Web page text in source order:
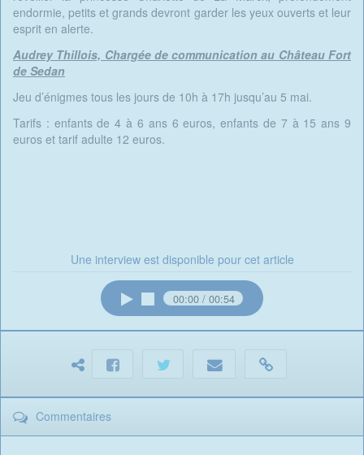
endormie, petits et grands devront garder les yeux ouverts et leur
esprit en alerte.
Audrey Thillois, Chargée de communication au Château Fort
de Sedan
Jeu d’énigmes tous les jours de 10h à 17h jusqu’au 5 mai.
Tarifs : enfants de 4 à 6 ans 6 euros, enfants de 7 à 15 ans 9
euros et tarif adulte 12 euros.
Une interview est disponible pour cet article
00:00 00:54
Commentaires